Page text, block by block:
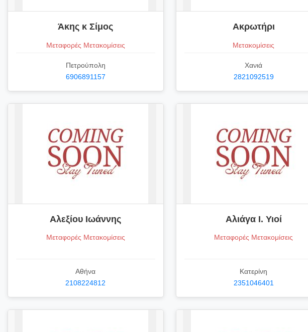
Άκης κ Σίμος
Μεταφορές Μετακομίσεις
Πετρούπολη
6906891157
Ακρωτήρι
Μετακομίσεις
Χανιά
2821092519
Αλεξίου Ιωάννης
Μεταφορές Μετακομίσεις
Αθήνα
2108224812
Αλιάγα Ι. Υιοί
Μεταφορές Μετακομίσεις
Κατερίνη
2351046401